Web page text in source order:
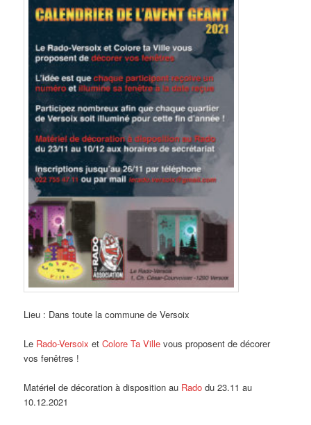
Lieu : Dans toute la commune de Versoix
Le Rado-Versoix etColore Ta Ville vous proposent de décorer
vos fenêtres !
Matériel de décoration à disposition au Rado du 23.11 au
10.12.2021